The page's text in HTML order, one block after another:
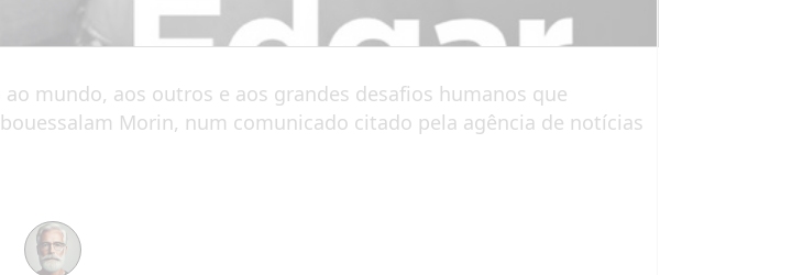
mundo, aos outros e aos grandes desafios humanos que
Morin, num comunicado citado pela agência de notícias